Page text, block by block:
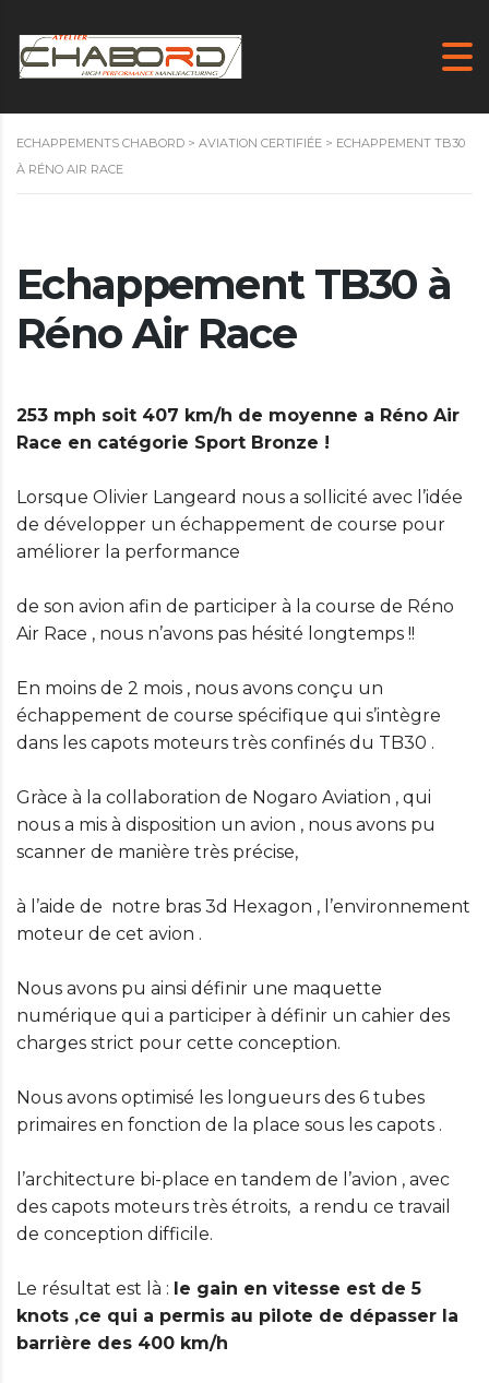
ECHAPPEMENTS CHABORD > AVIATION CERTIFIÉE > ECHAPPEMENT TB30
À RÉNO AIR RACE
Echappement TB30 à
Réno Air Race
253 mph soit 407 km/h de moyenne a Réno Air
Race en catégorie Sport Bronze !
Lorsque Olivier Langeard nous a sollicité avec l’idée
de développer un échappement de course pour
améliorer la performance
de son avion afin de participer à la course de Réno
Air Race , nous n’avons pas hésité longtemps !!
En moins de 2 mois , nous avons conçu un
échappement de course spécifique qui s’intègre
dans les capots moteurs très confinés du TB30 .
Gràce à la collaboration de Nogaro Aviation , qui
nous a mis à disposition un avion , nous avons pu
scanner de manière très précise,
à l’aide de notre bras 3d Hexagon , l’environnement
moteur de cet avion .
Nous avons pu ainsi définir une maquette
numérique qui a participer à définir un cahier des
charges strict pour cette conception.
Nous avons optimisé les longueurs des 6 tubes
primaires en fonction de la place sous les capots .
l’architecture bi-place en tandem de l’avion , avec
des capots moteurs très étroits, a rendu ce travail
de conception difficile.
Le résultat est là : le gain en vitesse est de 5
knots ,ce qui a permis au pilote de dépasser la
barrière des 400 km/h